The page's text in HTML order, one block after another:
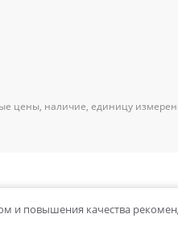
цены, наличие, единицу
и повышения качества